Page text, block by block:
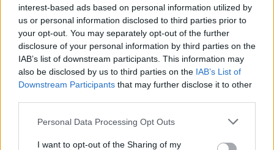
interest-based ads based on personal information utilized by
us or personal information disclosed to third parties prior to
your opt-out. You may separately opt-out of the further
disclosure of your personal information by third parties on the
IAB’s list of downstream participants. This information may
also be disclosed by us to third parties on the IAB’s List of
Downstream Participants that may further disclose it to other
Please note that this website/app uses one or more Google
not limited to your visit or usage behaviour. You may click to
Personal Data Processing Opt Outs
I want to opt-out of the Sharing of my